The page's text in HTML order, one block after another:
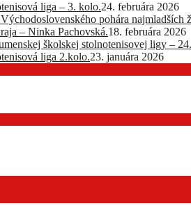
liga – 3. kolo.24. februára 2026
pohára najmladších
– Ninka Pachovská.18. februára 2026
školskej stolnotenisovej ligy –
liga 2.kolo.23. januára 2026